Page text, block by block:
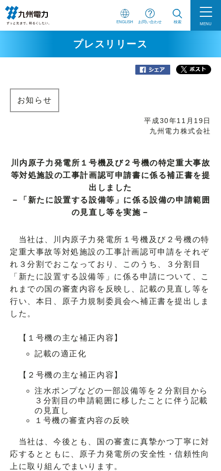
ENGLISH お問い合わせ 検索 MENU
プレスリリース
お知らせ
平成30年11月19日
九州電力株式会社
川内原子力発電所１号機及び２号機の特定重大事故
等対処施設の工事計画認可申請書に係る補正書を提
出しました
－「新たに設置する設備等」に係る設備の申請範囲
の見直し等を実施－
当社は、川内原子力発電所１号機及び２号機の特
定重大事故等対処施設の工事計画認可申請をそれぞ
れ３分割でおこなっており、このうち、３分割目
「新たに設置する設備等」に係る申請について、こ
れまでの国の審査内容を反映し、記載の見直し等を
行い、本日、原子力規制委員会へ補正書を提出しま
した。
【１号機の主な補正内容】
記載の適正化
【２号機の主な補正内容】
注水ポンプなどの一部設備等を２分割目から
３分割目の申請範囲に移したことに伴う記載
の見直し
１号機の審査内容の反映
当社は、今後とも、国の審査に真摯かつ丁寧に対
応するとともに、原子力発電所の安全性・信頼性向
上に取り組んでまいります。